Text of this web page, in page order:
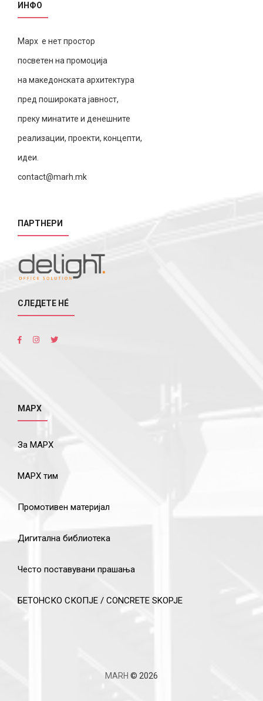
ИНФО
Марх е нет простор
посветен на промоција
на македонската архитектура
пред пошироката јавност,
преку минатите и денешните
реализации, проекти, концепти,
идеи.
contact@marh.mk
ПАРТНЕРИ
СЛЕДЕТЕ НÉ
МАРХ
За МАРХ
МАРХ тим
Промотивен материјал
Дигитална библиотека
Често поставувани прашања
БЕТОНСКО СКОПЈЕ / CONCRETE SKOPJE
MARH © 2026